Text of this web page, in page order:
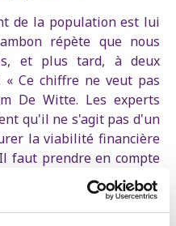
de la population est lui
répète que nous
et plus tard, à deux
Ce chiffre ne veut pas
De Witte. Les experts
qu'il ne s'agit pas d'un
la viabilité financière
faut prendre en compte
actives par rapport à
actives dans la société.
change pratiquement